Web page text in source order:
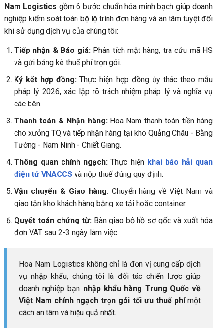
Nam Logistics gồm 6 bước chuẩn hóa minh bạch giúp doanh
nghiệp kiểm soát toàn bộ lộ trình đơn hàng và an tâm tuyệt đối
khi sử dụng dịch vụ của chúng tôi:
Tiếp nhận & Báo giá:Phân tích mặt hàng, tra cứu mã HS
và gửi bảng kê thuế phí trọn gói.
Ký kết hợp đồng: Thực hiện hợp đồng ủy thác theo mẫu
pháp lý 2026, xác lập rõ trách nhiệm pháp lý và nghĩa vụ
các bên.
Thanh toán & Nhận hàng:Hoa Nam thanh toán tiền hàng
cho xưởng TQ và tiếp nhận hàng tại kho Quảng Châu - Bằng
Tường - Nam Ninh - Chiết Giang.
Thông quan chính ngạch: Thực hiện khai báo hải quan
điện tử VNACCSvà nộp thuế đúng quy định.
Vận chuyển & Giao hàng:Chuyển hàng về Việt Nam và
giao tận kho khách hàng bằng xe tải hoặc container.
Quyết toán chứng từ:Bàn giao bộ hồ sơ gốc và xuất hóa
đơn VAT sau 2-3 ngày làm việc.
Hoa Nam Logistics không chỉ là đơn vị cung cấp dịch
vụ nhập khẩu, chúng tôi là đối tác chiến lược giúp
doanh nghiệp bạn nhập khẩu hàng Trung Quốc về
Việt Nam chính ngạch trọn gói tối ưu thuế phímột
cách an tâm và hiệu quả nhất.